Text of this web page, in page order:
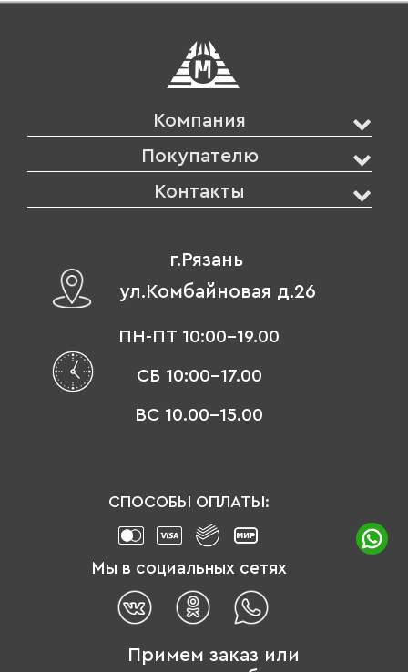
Компания
Покупателю
Контакты
г.Рязань
ул.Комбайновая д.26
ПН-ПТ 10:00-19.00
СБ 10:00-17.00
ВС 10.00-15.00
СПОСОБЫ ОПЛАТЫ:
Мы в социальных сетях
Примем заказ или